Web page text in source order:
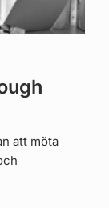
att möta